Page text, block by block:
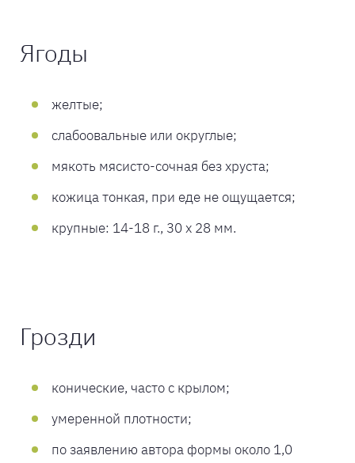
Ягоды
желтые;
слабоовальные или округлые;
мякоть мясисто-сочная без хруста;
кожица тонкая, при еде не ощущается;
крупные: 14-18 г., 30 х 28 мм.
Грозди
конические, часто с крылом;
умеренной плотности;
по заявлению автора формы около 1,0